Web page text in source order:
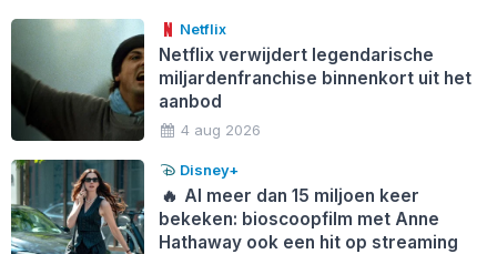
Netflix
Netflix verwijdert legendarische
miljardenfranchise binnenkort uit het
aanbod
4 aug 2026
Disney+
🔥 Al meer dan 15 miljoen keer
bekeken: bioscoopfilm met Anne
Hathaway ook een hit op streaming